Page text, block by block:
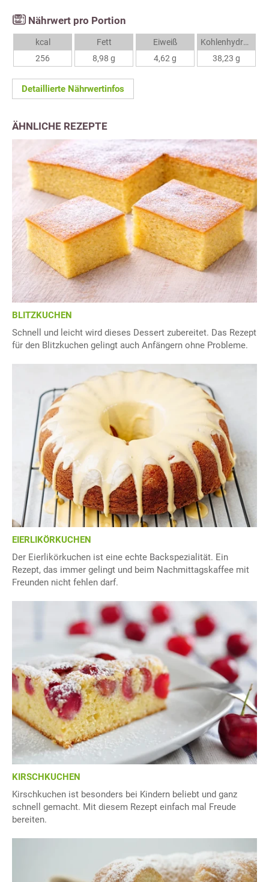
Nährwert pro Portion
kcal
256
Fett
8,98 g
Eiweiß
4,62 g
Kohlenhydrate
38,23 g
Detaillierte Nährwertinfos
ÄHNLICHE REZEPTE
BLITZKUCHEN
Schnell und leicht wird dieses Dessert zubereitet. Das Rezept
für den Blitzkuchen gelingt auch Anfängern ohne Probleme.
EIERLIKÖRKUCHEN
Der Eierlikörkuchen ist eine echte Backspezialität. Ein
Rezept, das immer gelingt und beim Nachmittagskaffee mit
Freunden nicht fehlen darf.
KIRSCHKUCHEN
Kirschkuchen ist besonders bei Kindern beliebt und ganz
schnell gemacht. Mit diesem Rezept einfach mal Freude
bereiten.